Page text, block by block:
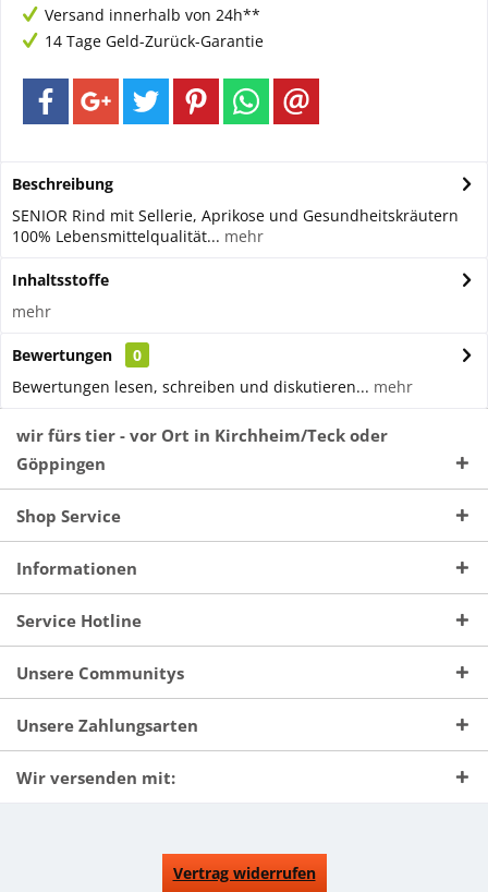
Versand innerhalb von 24h**
14 Tage Geld-Zurück-Garantie
Beschreibung
SENIOR Rind mit Sellerie, Aprikose und Gesundheitskräutern
100% Lebensmittelqualität... mehr
Inhaltsstoffe
mehr
Bewertungen
0
Bewertungen lesen, schreiben und diskutieren... mehr
wir fürs tier - vor Ort in Kirchheim/Teck oder
Göppingen
Shop Service
Informationen
Service Hotline
Unsere Communitys
Unsere Zahlungsarten
Wir versenden mit:
Vertrag widerrufen